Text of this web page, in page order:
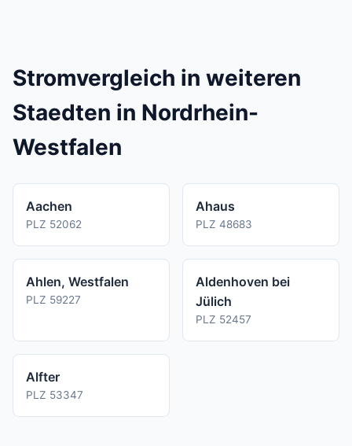
Vertrags ab.
Stromvergleich in weiteren
Staedten in Nordrhein-
Westfalen
Aachen
PLZ 52062
Ahaus
PLZ 48683
Ahlen, Westfalen
PLZ 59227
Aldenhoven bei
Jülich
PLZ 52457
Alfter
PLZ 53347